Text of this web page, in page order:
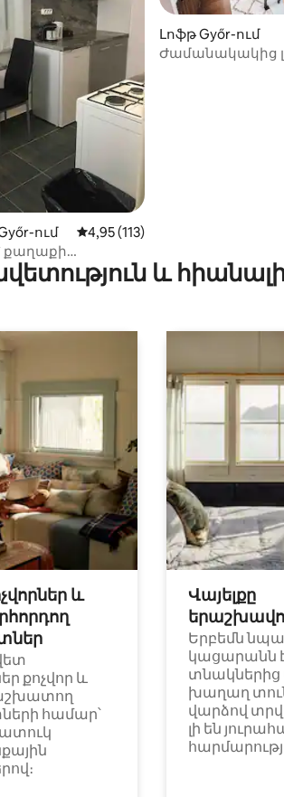
212 կարծիք
ում Միջին վարկանիշը՝ 5-ից 4,95,
4,95 (113)
քաղաքի
Լոֆթ Győr-ում
Ժամանակակից
և
և
քոչվոր և
համար՝
Վայելքը
Երբեմն
կացարանն
տնակներից
խաղաղ
վարձով
լի են